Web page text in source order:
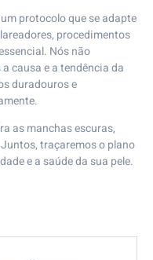
protocolo que se adapte
procedimentos
Nós não
causa e a tendência da
duradouros e
as manchas escuras,
traçaremos o plano
e a saúde da sua pele.